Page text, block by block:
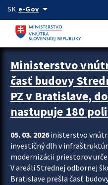
Preskocit na hlavný obsah
SK e-Govarrow_drop_down
Ministerstvo
časť budovy
PZ v Bratislave,
nastupuje 180
05. 03. 2026inisterstvo
investičný dlh v
modernizácii priestorov
V areáli Strednej odbornej
Bratislave prešla časť